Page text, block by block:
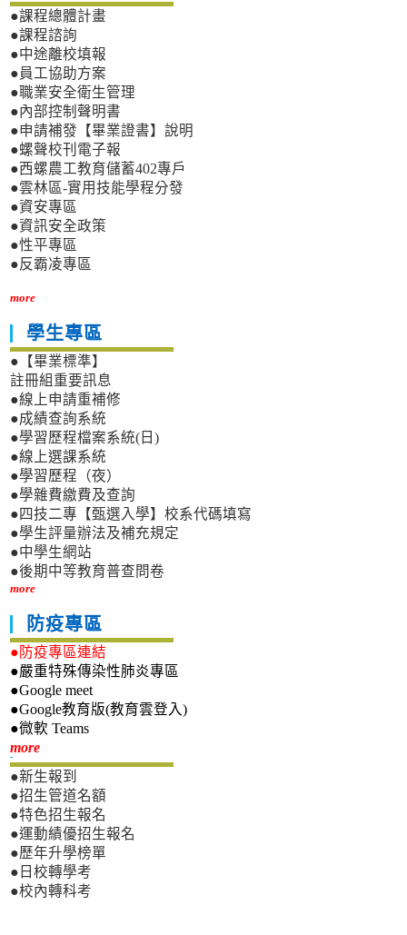
●課程總體計畫
●課程諮詢
●中途離校填報
●員工協助方案
●職業安全衛生管理
●內部控制聲明書
●申請補發【畢業證書】說明
●螺聲校刊電子報
●西螺農工教育儲蓄402專戶
●雲林區-實用技能學程分發
●資安專區
●資訊安全政策
●性平專區
●反霸凌專區
more
學生專區
●【畢業標準】
註冊組重要訊息
●線上申請重補修
●成績查詢系統
●學習歷程檔案系統(日)
●線上選課系統
●學習歷程（夜）
●學雜費繳費及查詢
●四技二專【甄選入學】校系代碼填寫
●學生評量辦法及補充規定
●中學生網站
●後期中等教育普查問卷
more
防疫專區
●防疫專區連結
●嚴重特殊傳染性肺炎專區
●Google meet
●Google教育版(教育雲登入)
●微軟 Teams
more新生專區
●新生報到
●招生管道名額
●特色招生報名
●運動績優招生報名
●歷年升學榜單
●日校轉學考
●校內轉科考